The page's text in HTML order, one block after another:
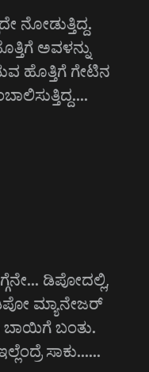
ನೋಡುತ್ತಿದ್ದ.
ಅವಳನ್ನು
ಹೊತ್ತಿಗೆ ಗೇಟಿನ
ಡಿಪೋದಲ್ಲಿ,
ಮ್ಯಾನೇಜರ್
ಬಂತು.
ಸಾಕು……